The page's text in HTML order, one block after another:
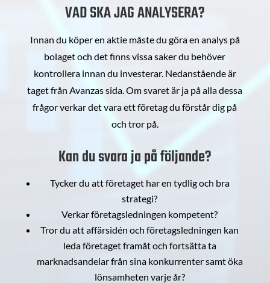
VAD SKA JAG ANALYSERA?
Innan du köper en aktie måste du göra en analys på
bolaget och det finns vissa saker du behöver
kontrollera innan du investerar. Nedanstående är
taget från Avanzas sida. Om svaret är ja på alla dessa
frågor verkar det vara ett företag du förstår dig på
och tror på.
Kan du svara ja på följande?
Tycker du att företaget har en tydlig och bra
strategi?
Verkar företagsledningen kompetent?
Tror du att affärsidén och företagsledningen kan
leda företaget framåt och fortsätta ta
marknadsandelar från sina konkurrenter samt öka
lönsamheten varje år?